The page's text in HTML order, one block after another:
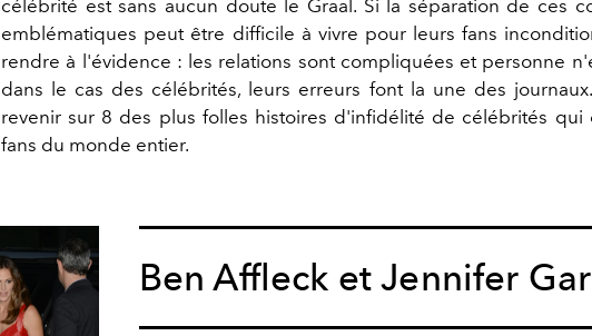
célébrité est sans aucun doute le Graal. Si la séparation de ces
emblématiques peut être difficile à vivre pour leurs fans
rendre à l'évidence : les relations sont compliquées et personne
dans le cas des célébrités, leurs erreurs font la une des
revenir sur 8 des plus folles histoires d'infidélité de célébrités qui
fans du monde entier.
Ben Affleck et Jennifer